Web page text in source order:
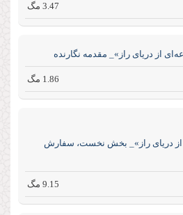
3.47 مگ
1.86 مگ
از دریای راز»_ بخش نخست، سفارش
9.15 مگ